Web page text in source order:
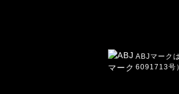
ABJマーク
6091713号